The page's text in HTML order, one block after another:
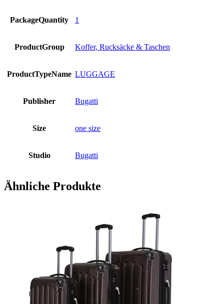
PackageQuantity 1
ProductGroup Koffer, Rucksäcke & Taschen
ProductTypeName LUGGAGE
Publisher Bugatti
Size one size
Studio Bugatti
Ähnliche Produkte